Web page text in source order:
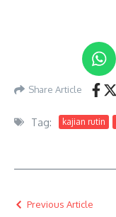
Share Article
Tag: kajian rutin
Previous Article